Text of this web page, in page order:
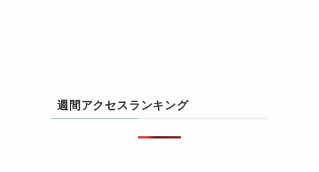
週間アクセスランキング